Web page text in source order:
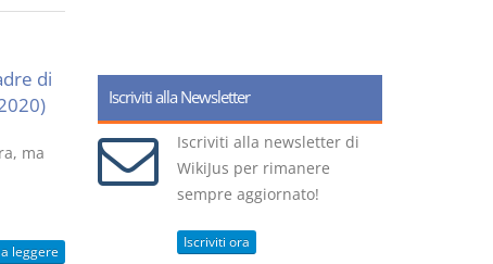
di
ma
leggere
Iscriviti alla Newsletter
Iscriviti alla newsletter di
WikiJus per rimanere
sempre aggiornato!
Iscriviti ora